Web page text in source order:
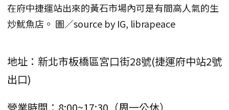
在府中捷運站出來的黃石市場內可是有間高人氣的生
炒魷魚店。 圖／source by IG, librapeace
地址：新北市板橋區宮口街28號(捷運府中站2號
出口)